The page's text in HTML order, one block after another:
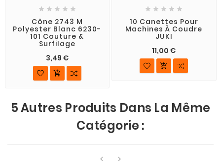
    
Cône 2743 M
Polyester Blanc 6230-
101 Couture &
Surfilage
3,49 €

    
10 Canettes Pour
Machines À Coudre
JUKI
11,00 €

5 Autres Produits Dans La Même
Catégorie :
 